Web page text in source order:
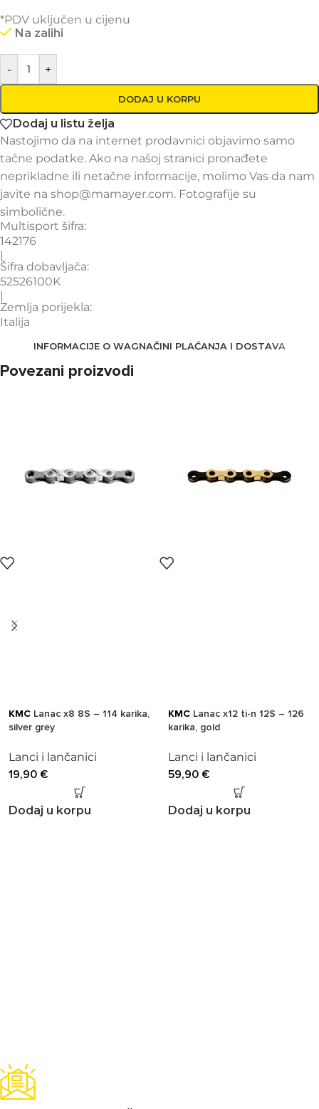
*PDV uključen u cijenu
Na zalihi
- +
DODAJ U KORPU
Dodaj u listu želja
Nastojimo da na internet prodavnici objavimo samo
tačne podatke. Ako na našoj stranici pronađete
neprikladne ili netačne informacije, molimo Vas da nam
javite na shop@mamayer.com. Fotografije su
simbolične.
Multisport šifra:
142176
Šifra dobavljača:
52526100K
Zemlja porijekla:
Italija
INFORMACIJE O WAGNAČINI PLAĆANJA I DOSTAVA
Povezani proizvodi
KMC Lanac x8 8S – 114 karika,
silver grey
Lanci i lančanici
19,90 €
Dodaj u korpu
KMC Lanac x12 ti-n 12S – 126
karika, gold
Lanci i lančanici
59,90 €
Dodaj u korpu